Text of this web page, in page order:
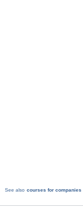
See also courses for companies